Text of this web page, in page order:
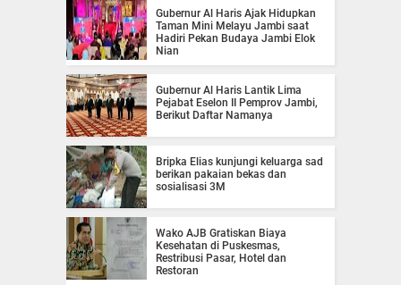
Gubernur Al Haris Ajak Hidupkan
Taman Mini Melayu Jambi saat
Hadiri Pekan Budaya Jambi Elok
Nian
Gubernur Al Haris Lantik Lima
Pejabat Eselon II Pemprov Jambi,
Berikut Daftar Namanya
Bripka Elias kunjungi keluarga sad
berikan pakaian bekas dan
sosialisasi 3M
Wako AJB Gratiskan Biaya
Kesehatan di Puskesmas,
Restribusi Pasar, Hotel dan
Restoran